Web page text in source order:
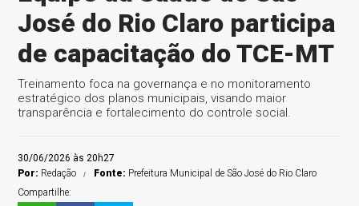
José do Rio Claro participa
de capacitação do TCE-MT
Treinamento foca na governança e no monitoramento
estratégico dos planos municipais, visando maior
transparência e fortalecimento do controle social.
30/06/2026 às 20h27
Por: Redação Fonte: Prefeitura Municipal de São José do Rio Claro
Compartilhe: